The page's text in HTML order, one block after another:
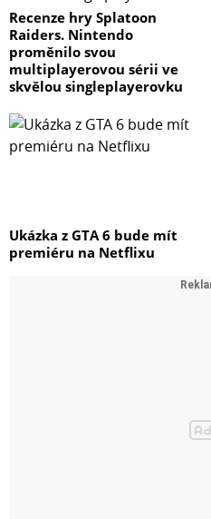
Recenze hry Splatoon
Raiders. Nintendo
proměnilo svou
multiplayerovou sérii ve
skvělou singleplayerovku
Ukázka z GTA 6 bude mít
premiéru na Netflixu